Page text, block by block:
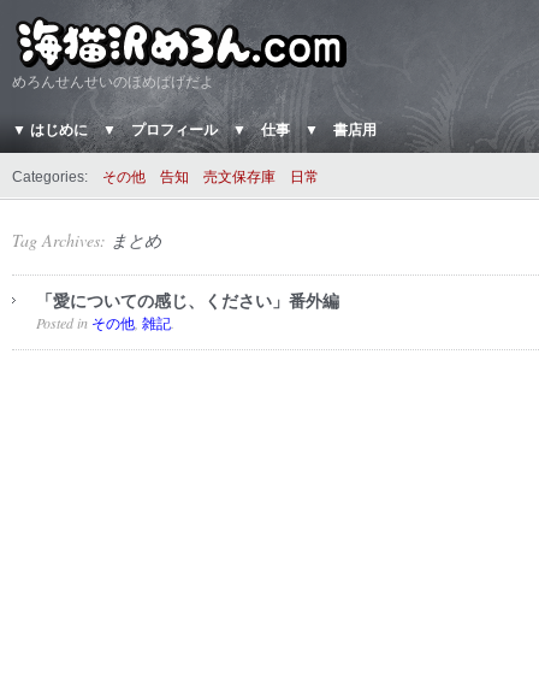
めろんせんせいのほめぱげだよ
▼ はじめに ▼ プロフィール ▼ 仕事 ▼ 書店用
Categories: その他 告知 売文保存庫 日常
Tag Archives: まとめ
「愛についての感じ、ください」番外編
Posted in その他 雑記